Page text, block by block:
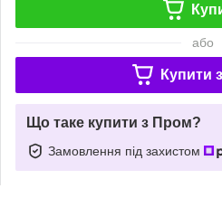
або
Купити з
Що таке купити з Пром?
Замовлення під захистом